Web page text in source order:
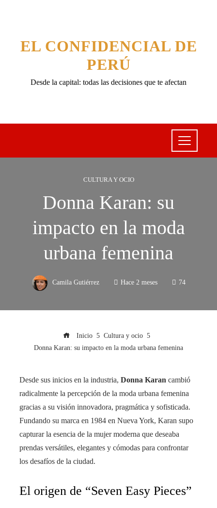
EL CONFIDENCIAL DE
PERÚ
Desde la capital: todas las decisiones que te afectan
CULTURA Y OCIO
Donna Karan: su
impacto en la moda
urbana femenina
Camila Gutiérrez Hace 2 meses 74
Inicio
Cultura y ocio
Donna Karan: su impacto en la moda urbana femenina
Desde sus inicios en la industria, Donna Karan cambió
radicalmente la percepción de la moda urbana femenina
gracias a su visión innovadora, pragmática y sofisticada.
Fundando su marca en 1984 en Nueva York, Karan supo
capturar la esencia de la mujer moderna que deseaba
prendas versátiles, elegantes y cómodas para confrontar
los desafíos de la ciudad.
El origen de “Seven Easy Pieces”